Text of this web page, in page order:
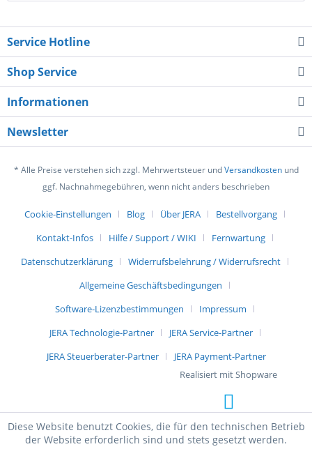
Service Hotline
Shop Service
Informationen
Newsletter
* Alle Preise verstehen sich zzgl. Mehrwertsteuer undVersandkostenund
ggf. Nachnahmegebühren, wenn nicht anders beschrieben
Cookie-Einstellungen Blog Über JERA
Bestellvorgang
Kontakt-Infos
Hilfe / Support / WIKI
Fernwartung
Datenschutzerklärung
Widerrufsbelehrung / Widerrufsrecht
Allgemeine Geschäftsbedingungen
Software-Lizenzbestimmungen
Impressum
JERA Technologie-Partner
JERA Service-Partner
JERA Steuerberater-Partner
JERA Payment-Partner
Realisiert mit Shopware
Diese Website benutzt Cookies, die für den technischen Betrieb
der Website erforderlich sind und stets gesetzt werden.